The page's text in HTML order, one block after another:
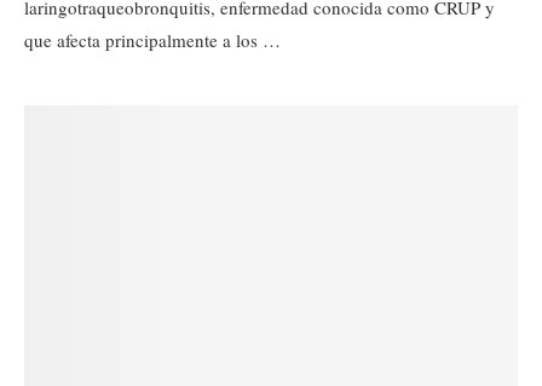
laringotraqueobronquitis, enfermedad conocida como CRUP y
que afecta principalmente a los …